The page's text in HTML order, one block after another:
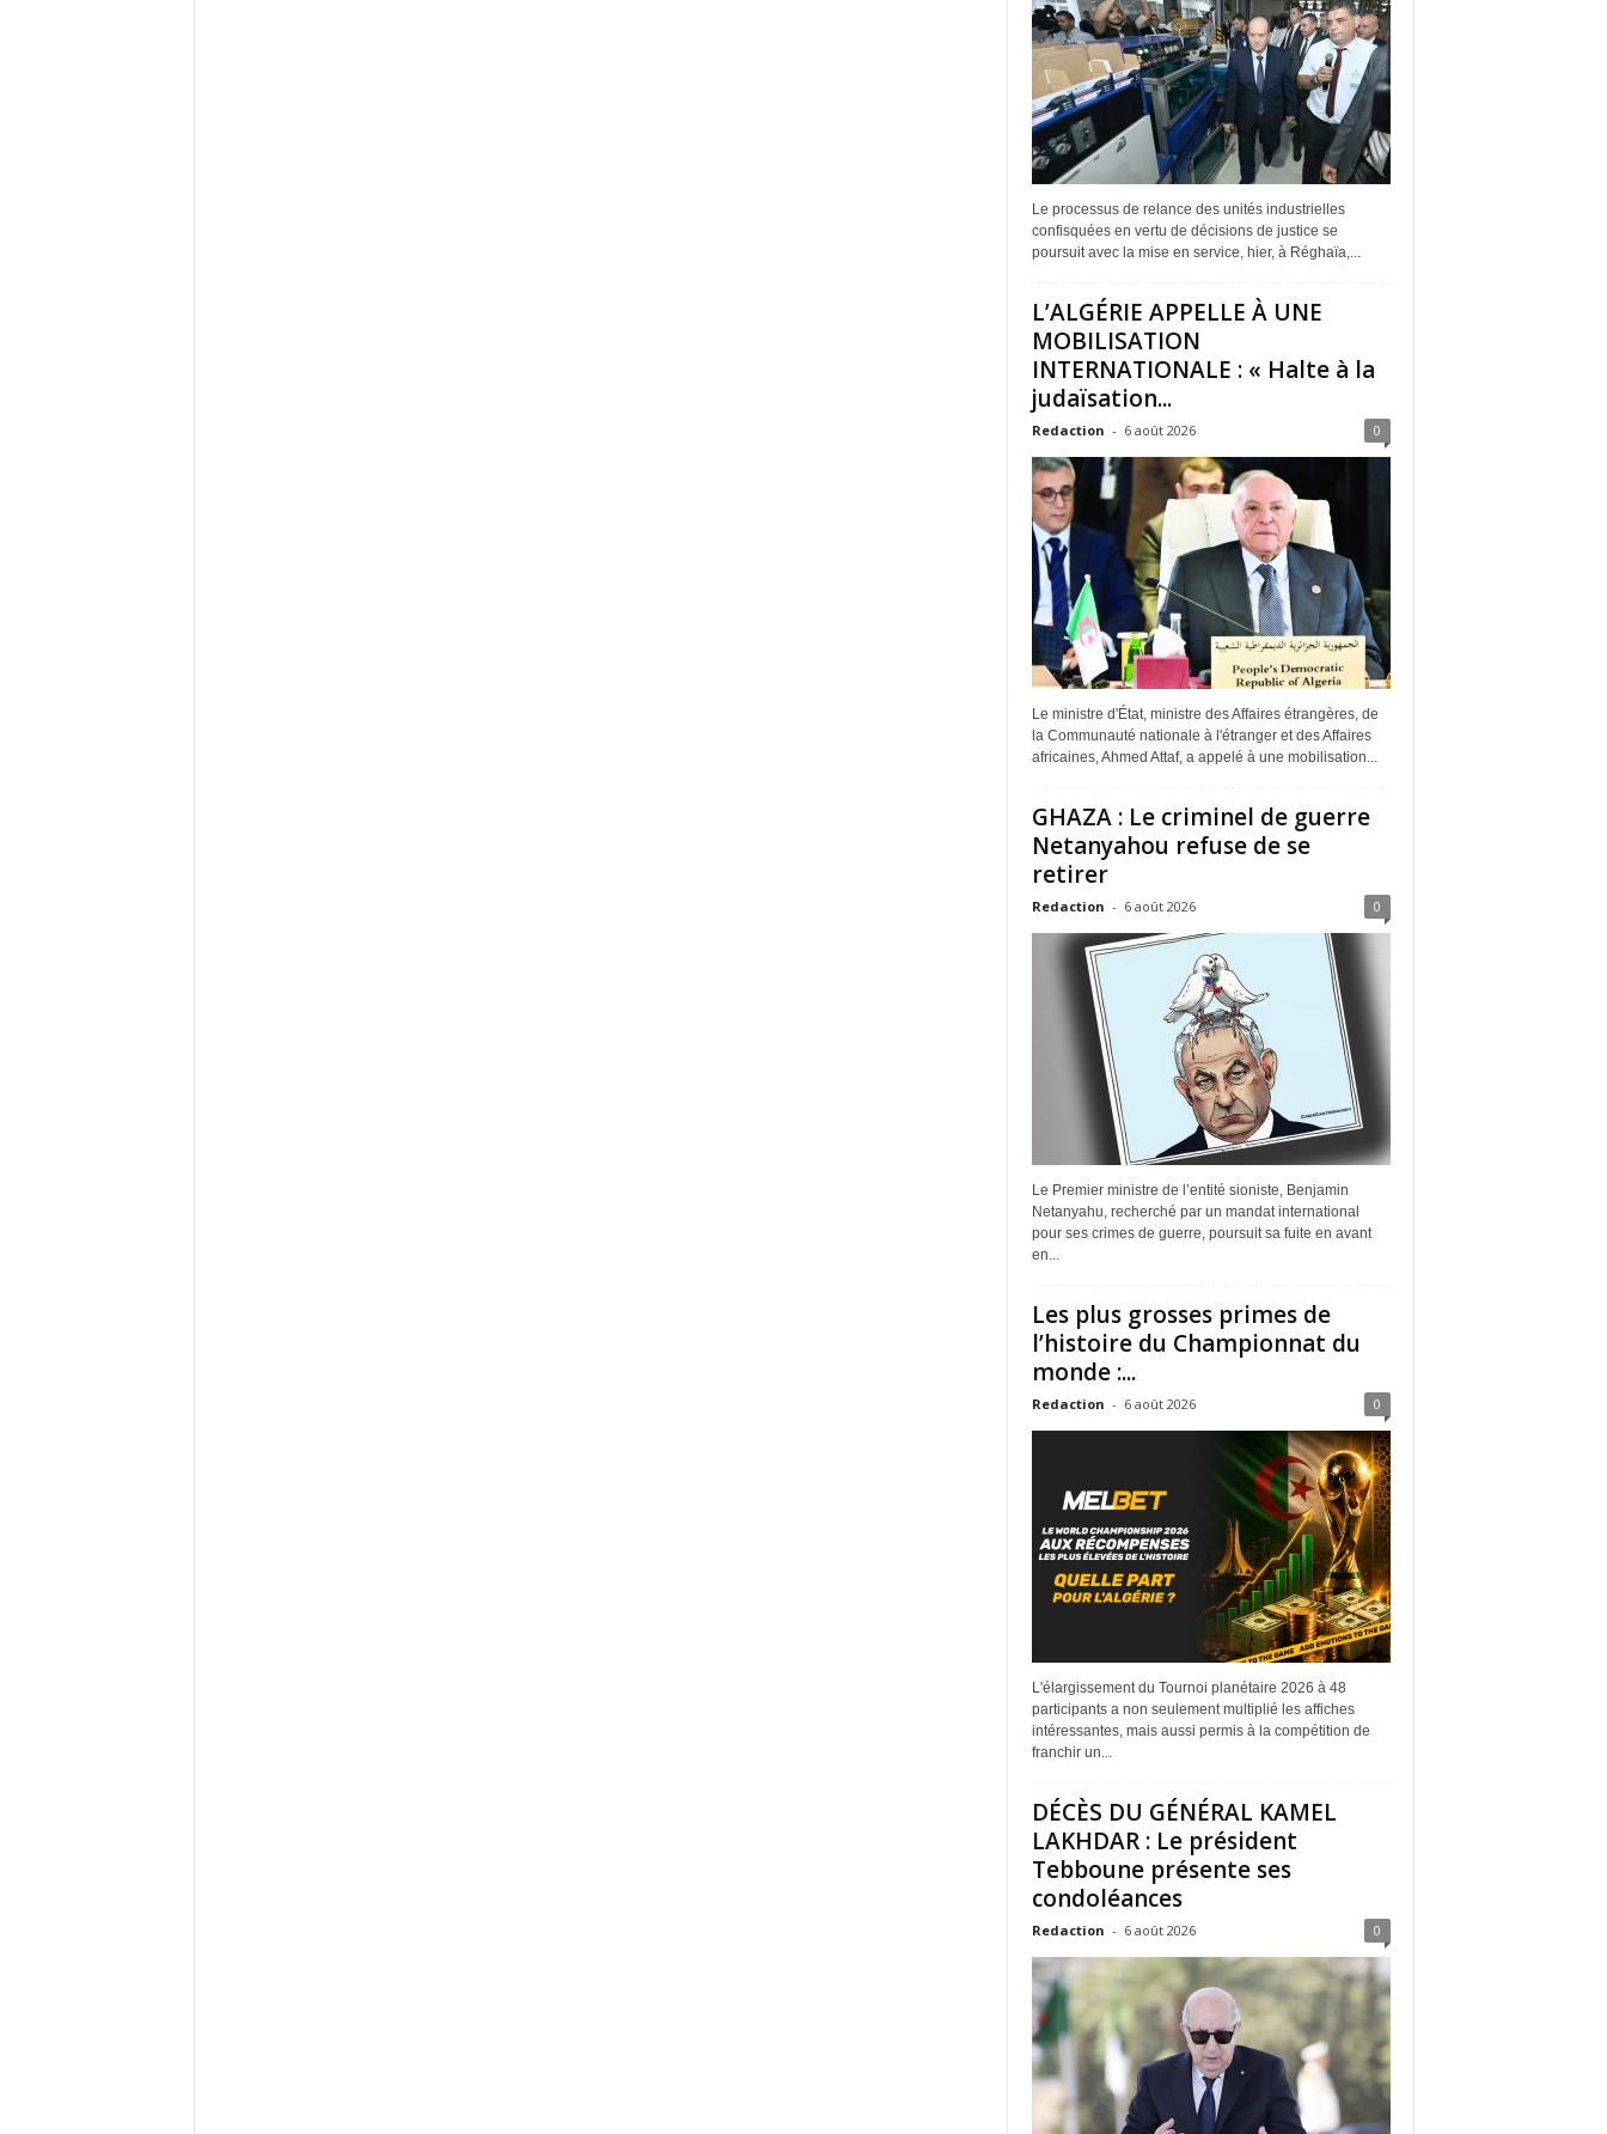
Le processus de relance des unités industrielles
confisquées en vertu de décisions de justice se
poursuit avec la mise en service, hier, à Réghaïa,...
L’ALGÉRIE APPELLE À UNE
MOBILISATION
INTERNATIONALE : « Halte à la
judaïsation...
Redaction - 6 août 2026 0
Le ministre d'État, ministre des Affaires étrangères, de
la Communauté nationale à l'étranger et des Affaires
africaines, Ahmed Attaf, a appelé à une mobilisation...
GHAZA : Le criminel de guerre
Netanyahou refuse de se
retirer
Redaction - 6 août 2026 0
Le Premier ministre de l’entité sioniste, Benjamin
Netanyahu, recherché par un mandat international
pour ses crimes de guerre, poursuit sa fuite en avant
en...
Les plus grosses primes de
l’histoire du Championnat du
monde :...
Redaction - 6 août 2026 0
L'élargissement du Tournoi planétaire 2026 à 48
participants a non seulement multiplié les affiches
intéressantes, mais aussi permis à la compétition de
franchir un...
DÉCÈS DU GÉNÉRAL KAMEL
LAKHDAR : Le président
Tebboune présente ses
condoléances
Redaction - 6 août 2026 0